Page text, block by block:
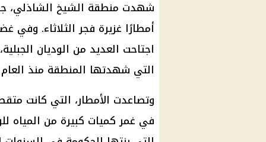
شهدت منطقة الشيخ الشاذلي،
أمطارًا غزيرة فجر الثلاثاء.
اجتاحت العديد من الوديان
التي شهدتها المنطقة منذ
وتصاعدت الأمطار، التي كانت
في غمر كميات كبيرة من المياه